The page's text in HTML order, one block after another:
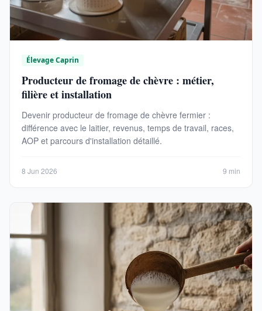
Élevage Caprin
Producteur de fromage de chèvre : métier,
filière et installation
Devenir producteur de fromage de chèvre fermier :
différence avec le laitier, revenus, temps de travail, races,
AOP et parcours d'installation détaillé.
8 Jun 2026 9 min